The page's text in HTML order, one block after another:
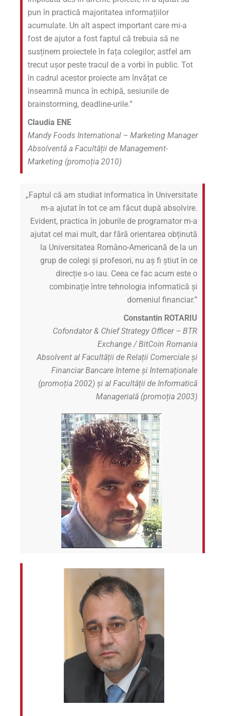
pun în practică majoritatea informațiilor
acumulate. Un alt aspect important care mi-a
fost de ajutor a fost faptul că trebuia să ne
susținem proiectele în fața colegilor; astfel am
trecut ușor peste tracul de a vorbi în public. Tot
în cadrul acestor proiecte am învățat ce
înseamnă munca în echipă, sesiunile de
brainstorming, deadline-urile.”
Claudia ENE
Mandy Foods International – Marketing Manager
Absolventă a Facultății de Management-
Marketing (promoția 2010)
„Faptul că am studiat informatica în Universitate
m-a ajutat în tot ce am făcut după absolvire.
Evident, practica în joburile de programator m-a
ajutat cel mai mult, dar fără orientarea obținută
la Universitatea Româno-Americană de la un
grup de colegi și profesori, nu aș fi știut în ce
direcție s-o iau. Ceea ce fac acum este o
combinație între tehnologia informatică și
domeniul financiar.”
Constantin ROTARIU
Cofondator & Chief Strategy Officer – BTR
Exchange / BitCoin Romania
Absolvent al Facultății de Relații Comerciale și
Financiar Bancare Interne și Internaționale
(promoția 2002) și al Facultății de Informatică
Managerială (promoția 2003)